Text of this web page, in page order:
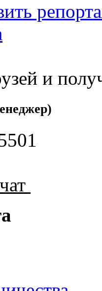
и